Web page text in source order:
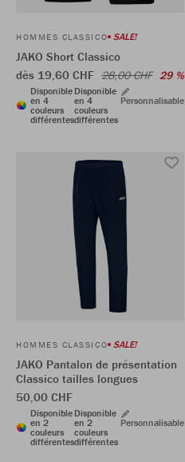
HOMMES CLASSICO SALE!
JAKO Short Classico
dès 19,60 CHF 28,00 CHF 29 %
Disponible
en 4
couleurs
différentes
Disponible
en 4
couleurs
différentes
Personnalisable
HOMMES CLASSICO SALE!
JAKO Pantalon de présentation
Classico tailles longues
50,00 CHF
Disponible
en 2
couleurs
différentes
Disponible
en 2
couleurs
différentes
Personnalisable